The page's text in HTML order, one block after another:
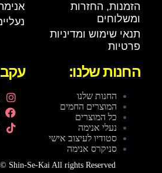
הזמנות, החזרות
ומשלוחים
תנאי שימוש ומדיניות
פרטיות
החנות שלנו:
החנות שלנו
המוצרים החמים
כל המוצרים
נעלי אנימה
סטודיו לעיצוב אישי
סניקרס אנימה
Shin-Se-Kai All rights Reserved